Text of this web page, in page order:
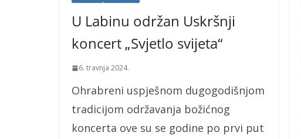
U Labinu održan Uskršnji
koncert „Svjetlo svijeta“
6. travnja 2024.
Ohrabreni uspješnom dugogodišnjom
tradicijom održavanja božićnog
koncerta ove su se godine po prvi put